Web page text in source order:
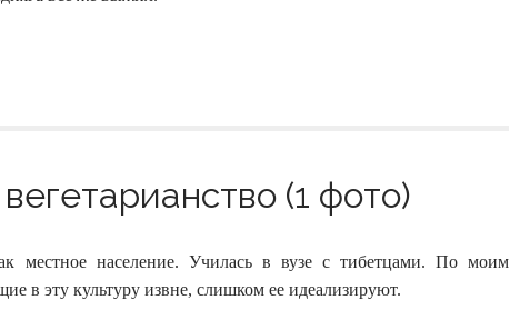
(1 фото)
население. Училась в вузе с тибетцами. По моим
в эту культуру извне, слишком ее идеализируют.